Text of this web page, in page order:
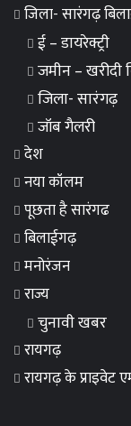
जिला- सारंगढ़
ई – डायरेक्ट्री
जमीन – खरीदी
जिला- सारंगढ़
जॉब गैलरी
देश
नया कॉलम
पूछता है सारंगढ
बिलाईगढ़
मनोरंजन
राज्य
चुनावी खबर
रायगढ़
रायगढ़ के प्राइवेट